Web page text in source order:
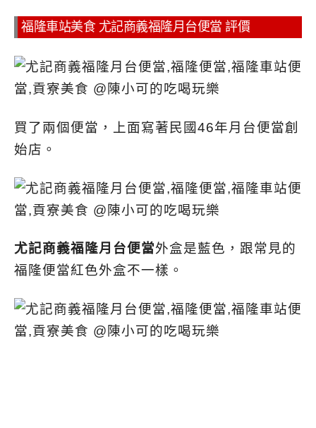
福隆車站美食 尤記商義福隆月台便當 評價
買了兩個便當，上面寫著民國46年月台便當創
始店。
尤記商義福隆月台便當外盒是藍色，跟常見的
福隆便當紅色外盒不一樣。